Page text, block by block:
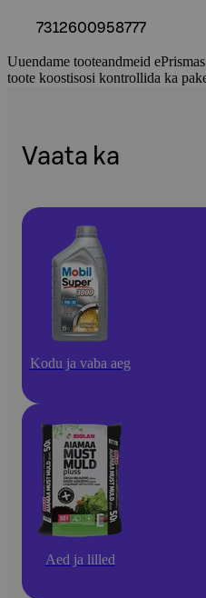
7312600958777
Uuendame tooteandmeid
toote koostisosi kontrollida ka
Vaata ka
Kodu ja vaba aeg
Aed ja lilled